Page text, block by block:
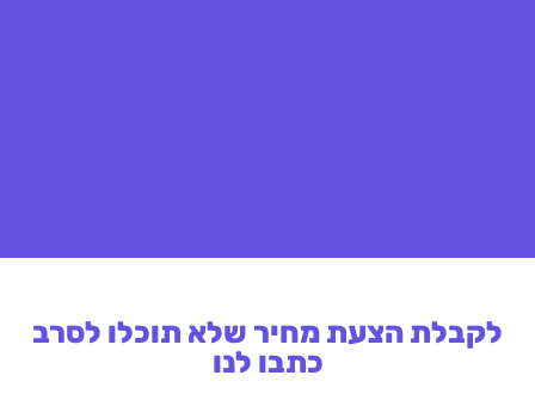
לקבלת הצעת מחיר שלא תוכלו לסרב
כתבו לנו